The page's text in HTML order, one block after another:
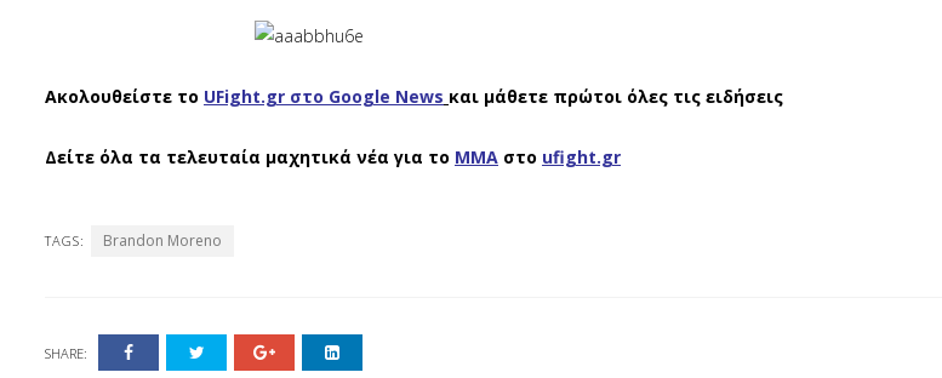
Ακολουθείστε το UFight.gr στο Google News και μάθετε πρώτοι όλες τις ειδήσεις
Δείτε όλα τα τελευταία μαχητικά νέα για το ΜΜΑ στο ufight.gr
TAGS: Brandon Moreno
SHARE: